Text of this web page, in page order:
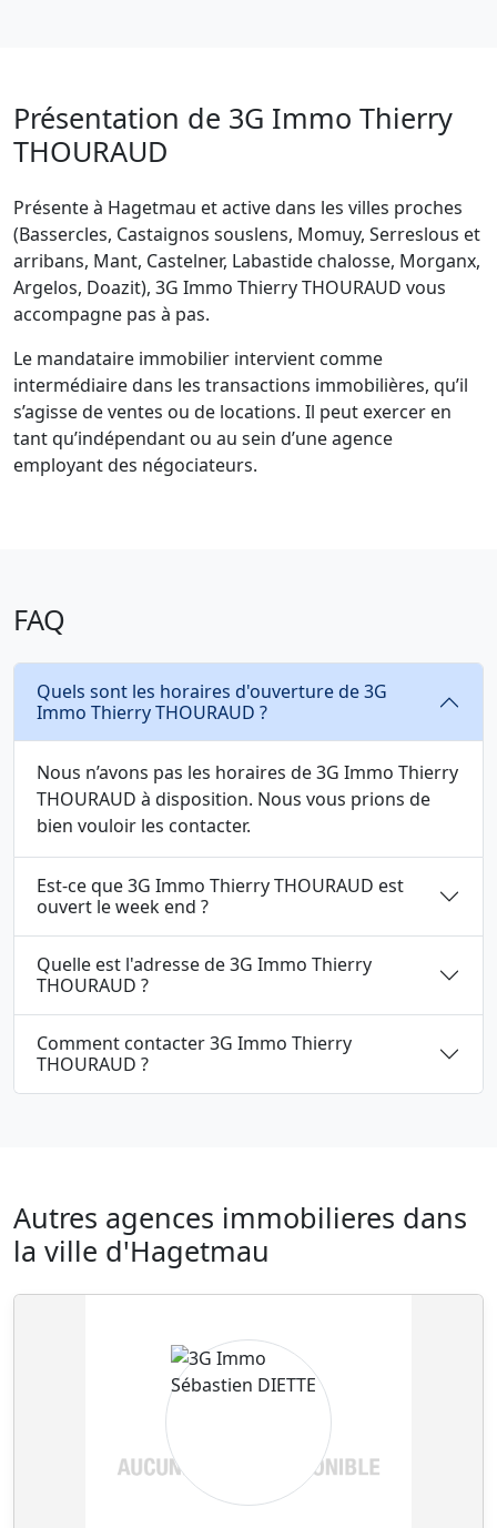
Présentation de 3G Immo Thierry
THOURAUD
Présente à Hagetmau et active dans les villes proches
(Bassercles, Castaignos souslens, Momuy, Serreslous et
arribans, Mant, Castelner, Labastide chalosse, Morganx,
Argelos, Doazit), 3G Immo Thierry THOURAUD vous
accompagne pas à pas.
Le mandataire immobilier intervient comme
intermédiaire dans les transactions immobilières, qu’il
s’agisse de ventes ou de locations. Il peut exercer en
tant qu’indépendant ou au sein d’une agence
employant des négociateurs.
FAQ
Quels sont les horaires d'ouverture de 3G
Immo Thierry THOURAUD ?
Nous n’avons pas les horaires de 3G Immo Thierry
THOURAUD à disposition. Nous vous prions de
bien vouloir les contacter.
Est-ce que 3G Immo Thierry THOURAUD est
ouvert le week end ?
Quelle est l'adresse de 3G Immo Thierry
THOURAUD ?
Comment contacter 3G Immo Thierry
THOURAUD ?
Autres agences immobilieres dans
la ville d'Hagetmau